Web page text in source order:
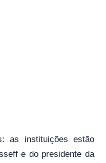
as instituições estão
e do presidente da